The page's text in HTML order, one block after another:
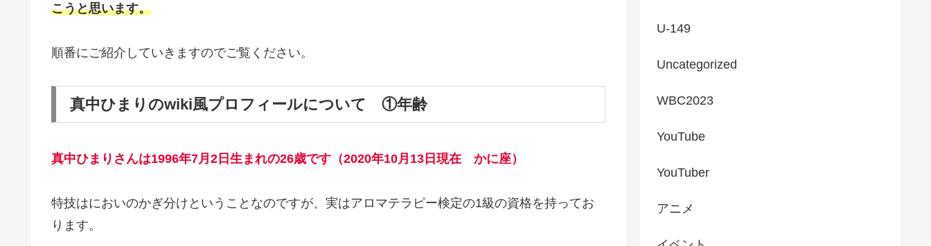
こうと思います。
順番にご紹介していきますのでご覧ください。
真中ひまりのwiki風プロフィールについて ①年齢
真中ひまりさんは1996年7月2日生まれの26歳です（2020年10月13日現在 かに座）
特技はにおいのかぎ分けということなのですが、実はアロマテラピー検定の1級の資格を持ってお
ります。
U-149
Uncategorized
WBC2023
YouTube
YouTuber
アニメ